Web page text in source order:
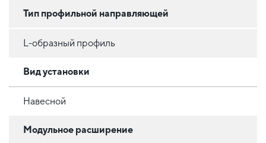
Тип профильной направляющей
L-образный профиль
Вид установки
Навесной
Модульное расширение